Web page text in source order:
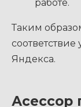
работе.
Таким
соответствие
Яндекса.
Асессор